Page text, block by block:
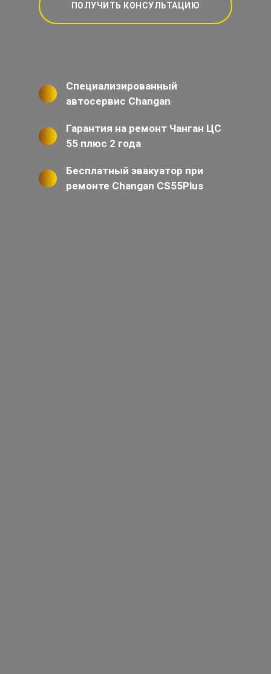
ПОЛУЧИТЬ КОНСУЛЬТАЦИЮ
Специализированный
автосервис Changan
Гарантия на ремонт Чанган ЦС
55 плюс 2 года
Бесплатный эвакуатор при
ремонте Changan CS55Plus